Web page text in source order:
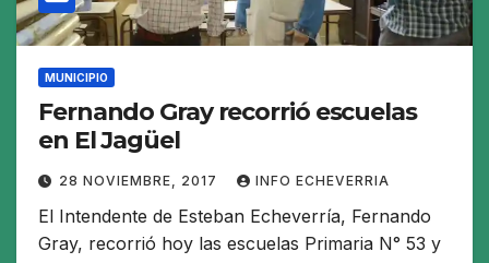
MUNICIPIO
Fernando Gray recorrió escuelas
en El Jagüel
28 NOVIEMBRE, 2017 INFO ECHEVERRIA
El Intendente de Esteban Echeverría, Fernando
Gray, recorrió hoy las escuelas Primaria N° 53 y